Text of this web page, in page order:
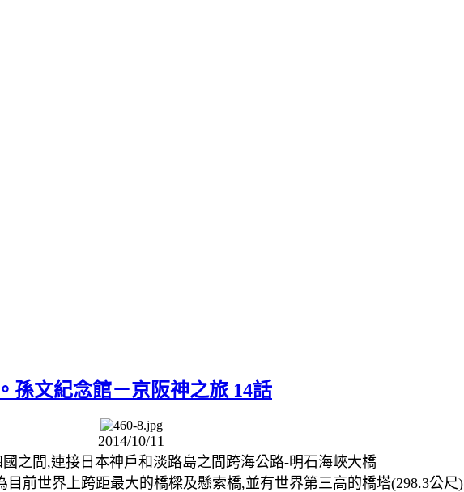
孫文紀念館－京阪神之旅 14話
2014/10/11
之間,連接日本神戶和淡路島之間跨海公路-明石海峽大橋
目前世界上跨距最大的橋樑及懸索橋,並有世界第三高的橋塔(298.3公尺)